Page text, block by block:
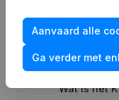
Veelgestelde
Wat is het
Aanvaard alle
Ga verder met